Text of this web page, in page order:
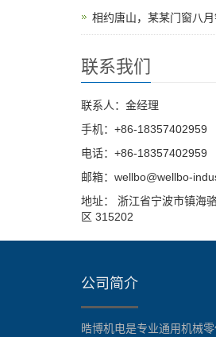
相约唐山，某某门窗八月
联系我们
联系人：金经理
手机：+86-18357402959
电话：+86-18357402959
邮箱：wellbo@wellbo-
地址： 浙江省宁波市镇海
区 315202
公司简介
晧博机电是专业通用机械